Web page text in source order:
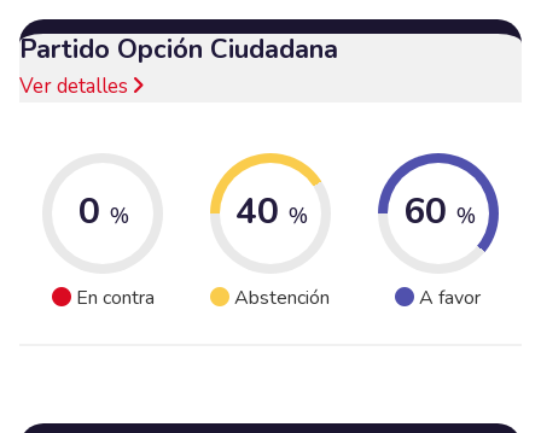
Partido Opción Ciudadana
Ver detalles
0 %
En contra
40 %
Abstención
60 %
A favor